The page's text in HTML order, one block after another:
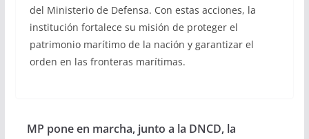
del Ministerio de Defensa. Con estas acciones, la
institución fortalece su misión de proteger el
patrimonio marítimo de la nación y garantizar el
orden en las fronteras marítimas.
MP pone en marcha, junto a la DNCD, la